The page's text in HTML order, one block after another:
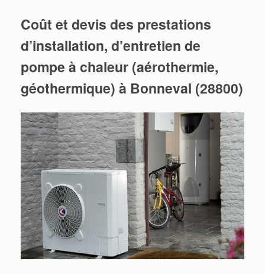
Coût et devis des prestations
d’installation, d’entretien de
pompe à chaleur (aérothermie,
géothermique) à Bonneval (28800)